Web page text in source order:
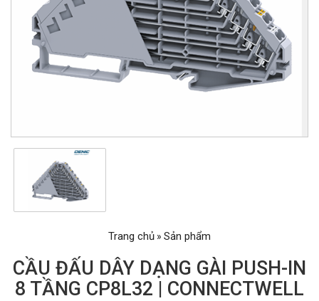
Trang chủ » Sản phẩm
CẦU ĐẤU DÂY DẠNG GÀI PUSH-IN
8 TẦNG CP8L32 | CONNECTWELL